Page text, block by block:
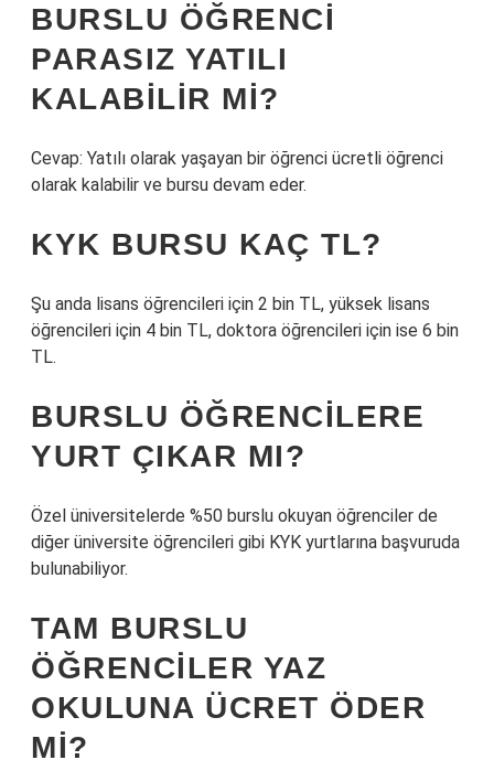
BURSLU ÖĞRENCI
PARASIZ YATILI
KALABILIR MI?
Cevap: Yatılı olarak yaşayan bir öğrenci ücretli öğrenci
olarak kalabilir ve bursu devam eder.
KYK BURSU KAÇ TL?
Şu anda lisans öğrencileri için 2 bin TL, yüksek lisans
öğrencileri için 4 bin TL, doktora öğrencileri için ise 6 bin
TL.
BURSLU ÖĞRENCILERE
YURT ÇIKAR MI?
Özel üniversitelerde %50 burslu okuyan öğrenciler de
diğer üniversite öğrencileri gibi KYK yurtlarına başvuruda
bulunabiliyor.
TAM BURSLU
ÖĞRENCILER YAZ
OKULUNA ÜCRET ÖDER
MI?